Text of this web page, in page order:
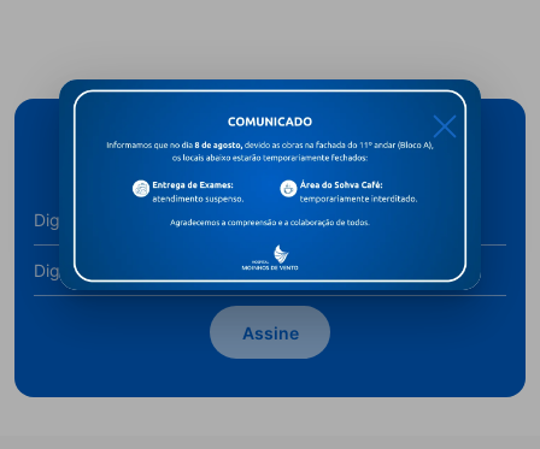
Cadastre-se para receber novidades
Assine
X